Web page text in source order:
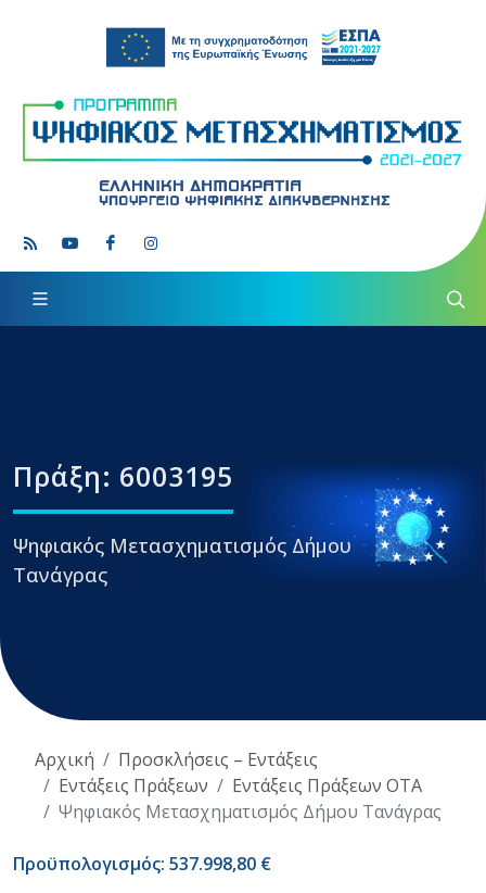
Πράξη: 6003195
Ψηφιακός Μετασχηματισμός Δήμου
Τανάγρας
Αρχική
Προσκλήσεις – Εντάξεις
Εντάξεις Πράξεων
Εντάξεις Πράξεων ΟΤΑ
Ψηφιακός Μετασχηματισμός Δήμου Τανάγρας
Προϋπολογισμός: 537.998,80 €